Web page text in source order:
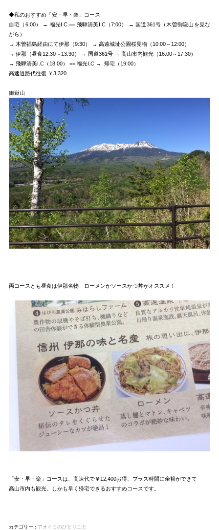
◆私のおすすめ「安・早・楽」コース
自宅（6:00） → 福光I.C == 飛騨清美I.C（7:00） → 国道361号（木曽御嶽山を見な
がら）
→ 木曽福島経由にて伊那（9:30） → 高遠城址公園桜見物（10:00～12:00）
→ 伊那（昼食12:30～13:30） → 国道361号 → 高山市内観光（16:00～17:30）
→ 飛騨清美I.C（18:00） == 福光I.C → 帰宅（19:00）
高速道路代往復 ￥3,320
御嶽山
両コースとも昼食は伊那名物 ローメンかソースかつ丼がオススメ！
「安・早・楽」コースは、高速代で￥12,400お得、プラス時間に余裕ができて
高山市内も観光。しかも早く帰宅できるおすすめコースです。
カテゴリー : アオイミのひとりごと